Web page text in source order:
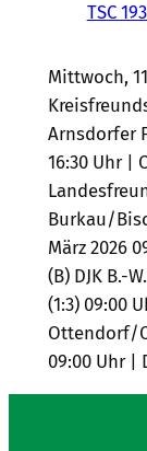
TSC
Mittwoch,
Arnsdorfer
16:30 Uhr |
Burkau/
März 2026
(B) DJK B.-
(1:3) 09:00
Ottendorf/
09:00 Uhr |